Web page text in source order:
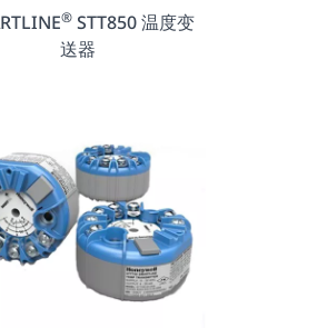
®STT850 温度变
送器